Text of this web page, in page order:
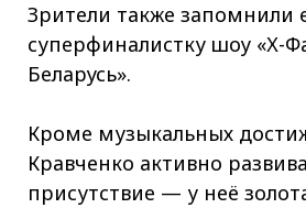
Зрители также запомнили
суперфиналистку шоу «Х-
Беларусь».
Кроме музыкальных
Кравченко активно
присутствие — у неё